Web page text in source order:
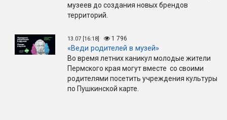
музеев до создания новых брендов
территорий.
13.07 [16:18] 1 796
«Веди родителей в музей»
Во время летних каникул молодые жители
Пермского края могут вместе со своими
родителями посетить учреждения культуры
по Пушкинской карте.